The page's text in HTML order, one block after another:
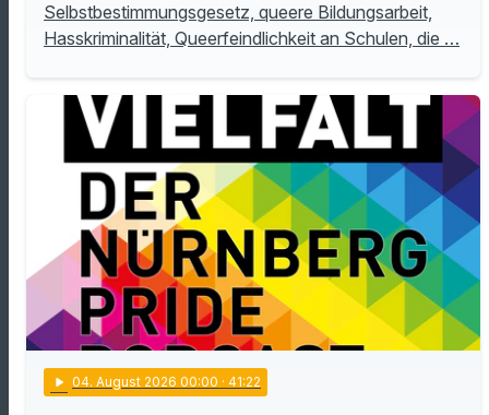
Selbstbestimmungsgesetz, queere Bildungsarbeit,
Hasskriminalität, Queerfeindlichkeit an Schulen, die …
play_arrow 04. August 2026 00:00 · 41:22